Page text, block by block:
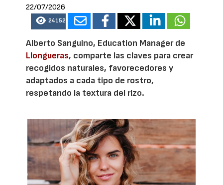
22/07/2026
24152
Alberto Sanguino, Education Manager de
Llongueras, comparte las claves para crear
recogidos naturales, favorecedores y
adaptados a cada tipo de rostro,
respetando la textura del rizo.